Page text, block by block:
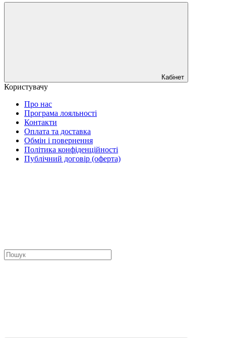
Кабінет
Користувачу
Про нас
Програма лояльності
Контакти
Оплата та доставка
Обмін і повернення
Політика конфіденційності
Публічний договір (оферта)